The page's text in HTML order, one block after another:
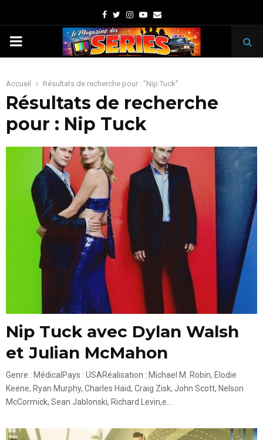
Facebook
TwitterInstagram
Youtube
Email
PRIMARY
Accueil Résultats de recherche pour : "Nip Tuck"
Résultats de recherche
pour : Nip Tuck
Nip Tuck avec Dylan Walsh
et Julian McMahon
Genre : MédicalPays : USARéalisation : Michael M. Robin, Elodie
Keene, Ryan Murphy, Charles Haid, Craig Zisk, John Scott, Nelson
McCormick, Sean Jablonski, Richard Levin,e...